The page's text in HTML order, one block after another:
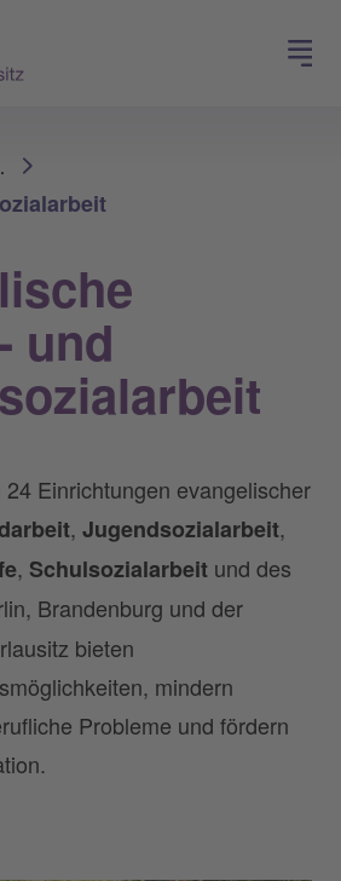
und
Einrichtungen evangelischer
, Jugendsozialarbeit,
, Schulsozialarbeit und des
Brandenburg und der
bieten
mindern
Probleme und fördern